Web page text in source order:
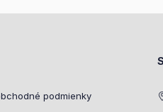
podmienky